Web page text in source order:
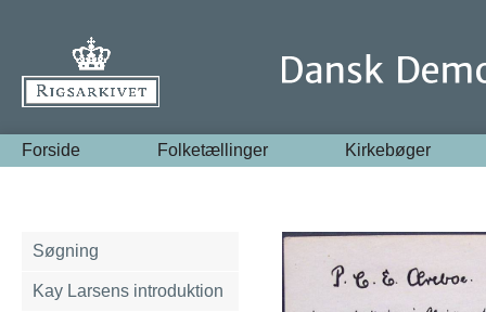
Forside Folketællinger Kirkebøger
Søgning
Kay Larsens introduktion